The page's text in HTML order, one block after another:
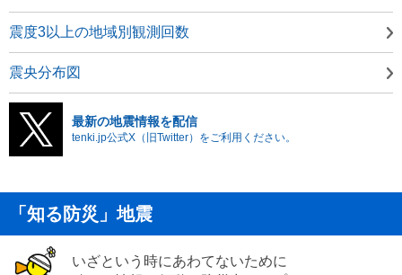
震度3以上の地域別観測回数
震央分布図
最新の地震情報を配信
tenki.jp公式X（旧Twitter）をご利用ください。
「知る防災」地震
いざという時にあわてないために